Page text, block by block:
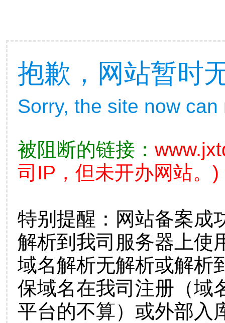
抱歉，网站暂时
Sorry, the site now
被阻断的链接：
司IP，但未开办网站。)
特别提醒：网站备案成
解析到我司服务器上使
域名解析无解析或解析
保域名在我司注册（域
平台的不算）或外部入